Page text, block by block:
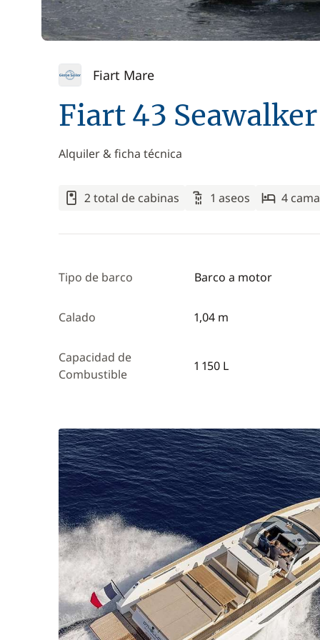
Fiart Mare
Fiart 43 Seawalker
Alquiler & ficha técnica
2 total de cabinas 1 aseos 4
Tipo de barco Barco a motor
Calado 1,04 m
Capacidad de
Combustible
1 150 L